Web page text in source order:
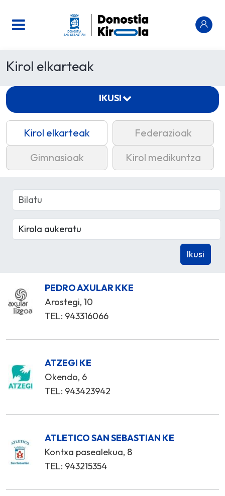
Kirol elkarteak
Kirol elkarteak
Federazioak
Gimnasioak
Kirol medikuntza
PEDRO AXULAR KKE
Arostegi, 10
TEL: 943316066
ATZEGI KE
Okendo, 6
TEL: 943423942
ATLETICO SAN SEBASTIAN KE
Kontxa pasealekua, 8
TEL: 943215354
IKUSI